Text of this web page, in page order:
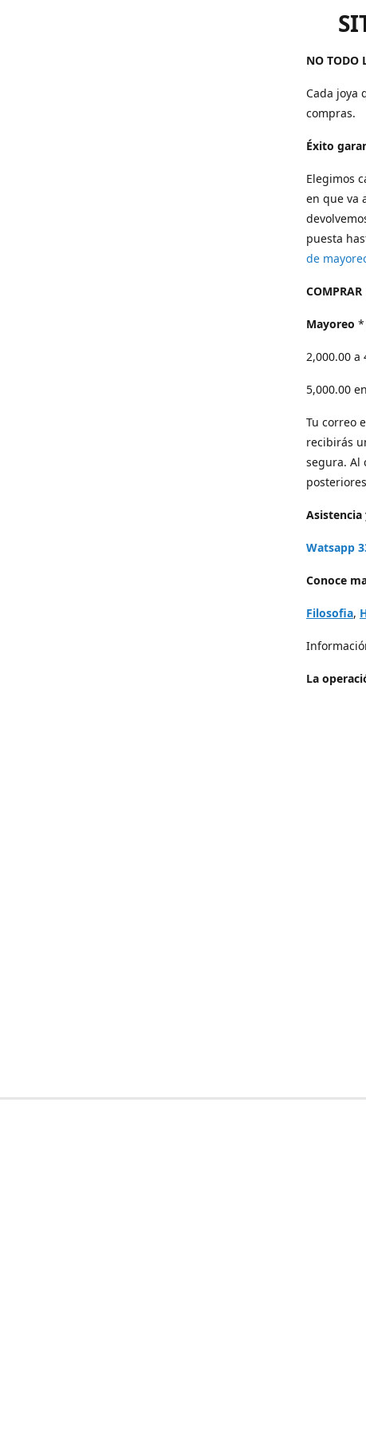
NO TODO
Cada joya
compras.
Éxito
Elegimos
en que va
puesta
de
Mayoreo *
2,000.00 a
5,000.00
Tu correo
recibirás
segura. Al
Asistencia
Watsapp
Conoce
Filosofia,
La